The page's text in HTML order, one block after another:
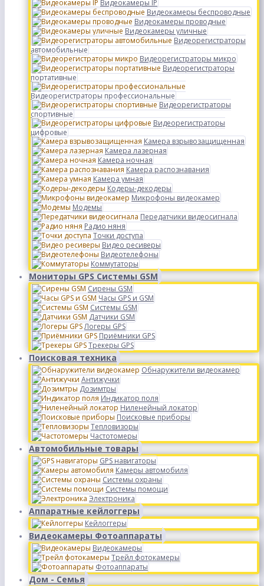
Видеокамеры IP
Видеокамеры беспроводные
Видеокамеры проводные
Видеокамеры уличные
Видеорегистраторы
автомобильные
Видеорегистраторы микро
Видеорегистраторы
портативные
Видеорегистраторы профессиональные
Видеорегистраторы
спортивные
Видеорегистраторы
цифровые
Камера взрывозащищенная
Камера лазерная
Камера ночная
Камера распознавания
Камера умная
Кодеры-декодеры
Микрофоны видеокамер
Модемы
Передатчики видеосигнала
Радио няня
Точки доступа
Видео ресиверы
Видеотелефоны
Коммутаторы
Мониторы GPS Системы GSM
Сирены GSM
Часы GPS и GSM
Системы GSM
Датчики GSM
Логеры GPS
Приёмники GPS
Трекеры GPS
Поисковая техника
Обнаружители видеокамер
Антижучки
Дозимтры
Индикатор поля
Ниленейный локатор
Поисковые приборы
Тепловизоры
Частотомеры
Автомобильные товары
GPS навигаторы
Камеры автомобиля
Системы охраны
Системы помощи
Электроника
Аппаратные кейлоггеры
Кейлоггеры
Видеокамеры Фотоаппараты
Видеокамеры
Трейл фотокамеры
Фотоаппараты
Дом - Семья